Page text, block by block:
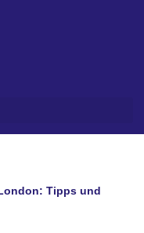
Tipps und